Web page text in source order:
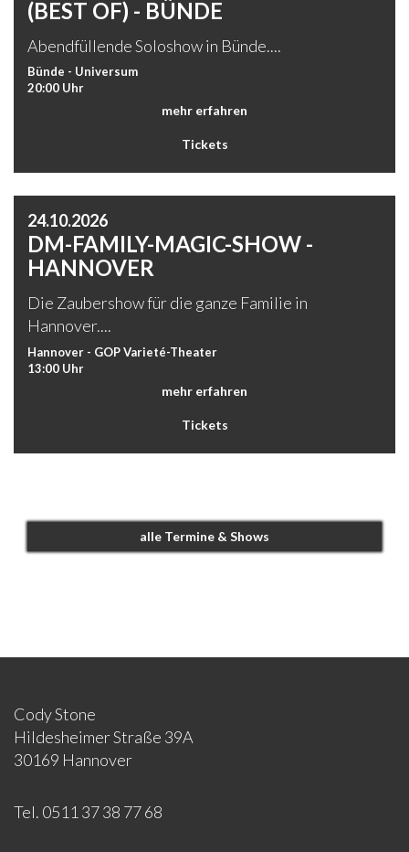
(BEST OF) - BÜNDE
Abendfüllende Soloshow in Bünde....
Bünde - Universum
20:00 Uhr
mehr erfahren
Tickets
24.10.2026
DM-FAMILY-MAGIC-SHOW -
HANNOVER
Die Zaubershow für die ganze Familie in
Hannover....
Hannover - GOP Varieté-Theater
13:00 Uhr
mehr erfahren
Tickets
alle Termine & Shows
Cody Stone
Hildesheimer Straße 39A
30169 Hannover
Tel. 0511 37 38 77 68